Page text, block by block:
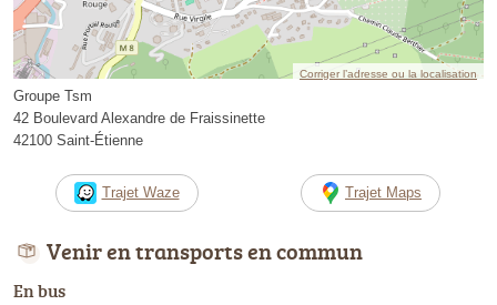
Corriger l’adresse ou la localisation
Groupe Tsm
42 Boulevard Alexandre de Fraissinette
42100 Saint-Étienne
Trajet Waze Trajet Maps
Venir en transports en commun
En bus